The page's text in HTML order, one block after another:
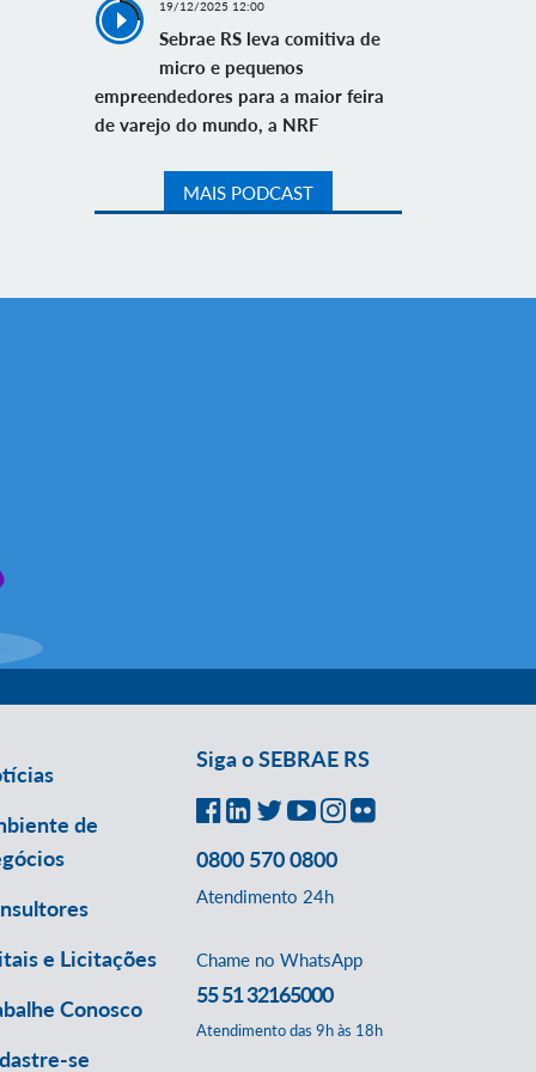
19/12/2025 12:00
Sebrae RS leva comitiva de
micro e pequenos
empreendedores para a maior feira
de varejo do mundo, a NRF
MAIS PODCAST
de
e Licitações
Conosco
se
Siga o SEBRAE RS
0800 570 0800
Atendimento 24h
Chame no WhatsApp
55 51 32165000
Atendimento das 9h às 18h